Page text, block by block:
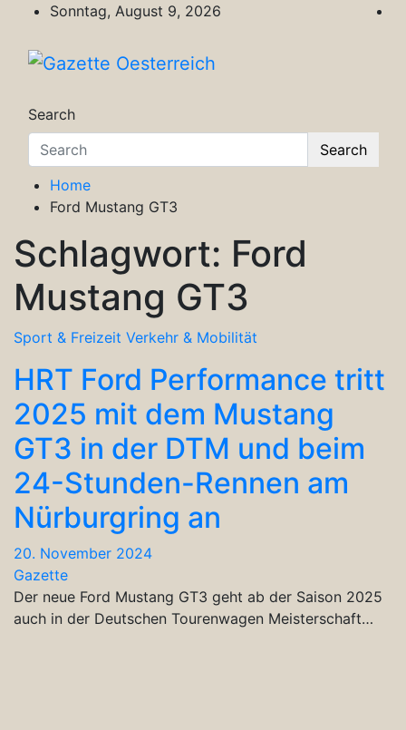
content
Sonntag, August 9, 2026
Search
Search
Home
Ford Mustang GT3
Schlagwort: Ford
Mustang GT3
Sport & Freizeit Verkehr & Mobilität
HRT Ford Performance tritt
2025 mit dem Mustang
GT3 in der DTM und beim
24-Stunden-Rennen am
Nürburgring an
20. November 2024
Gazette
Der neue Ford Mustang GT3 geht ab der Saison 2025
auch in der Deutschen Tourenwagen Meisterschaft…